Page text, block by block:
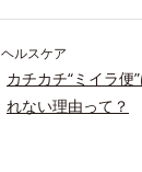
ヘルスケア
カチカチ“ミイラ便
れない理由って？